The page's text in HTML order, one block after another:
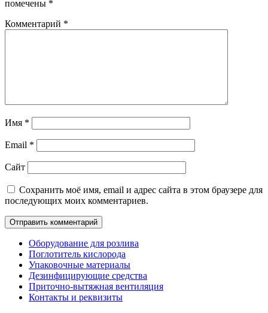
помечены *
Комментарий *
Имя *
Email *
Сайт
Сохранить моё имя, email и адрес сайта в этом браузере для
последующих моих комментариев.
Оборудование для розлива
Поглотитель кислорода
Упаковочные материалы
Дезинфицирующие средства
Приточно-вытяжная вентиляция
Контакты и реквизиты